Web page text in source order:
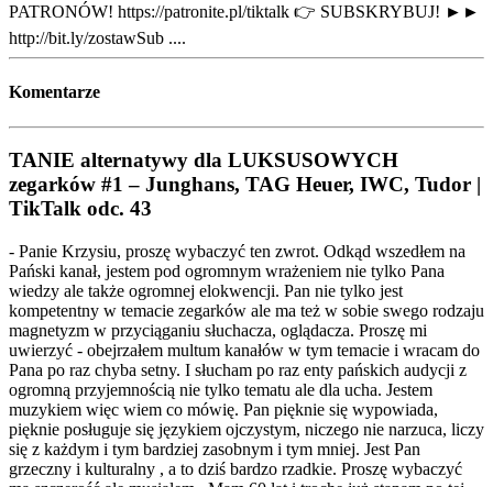
PATRONÓW! https://patronite.pl/tiktalk 👉 SUBSKRYBUJ! ►►
http://bit.ly/zostawSub ....
Komentarze
TANIE alternatywy dla LUKSUSOWYCH
zegarków #1 – Junghans, TAG Heuer, IWC, Tudor |
TikTalk odc. 43
- Panie Krzysiu, proszę wybaczyć ten zwrot. Odkąd wszedłem na
Pański kanał, jestem pod ogromnym wrażeniem nie tylko Pana
wiedzy ale także ogromnej elokwencji. Pan nie tylko jest
kompetentny w temacie zegarków ale ma też w sobie swego rodzaju
magnetyzm w przyciąganiu słuchacza, oglądacza. Proszę mi
uwierzyć - obejrzałem multum kanałów w tym temacie i wracam do
Pana po raz chyba setny. I słucham po raz enty pańskich audycji z
ogromną przyjemnością nie tylko tematu ale dla ucha. Jestem
muzykiem więc wiem co mówię. Pan pięknie się wypowiada,
pięknie posługuje się językiem ojczystym, niczego nie narzuca, liczy
się z każdym i tym bardziej zasobnym i tym mniej. Jest Pan
grzeczny i kulturalny , a to dziś bardzo rzadkie. Proszę wybaczyć